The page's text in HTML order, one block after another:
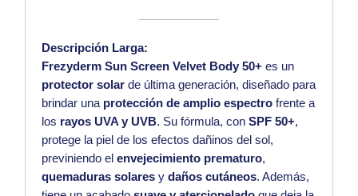
Descripción Larga:
Frezyderm Sun Screen Velvet Body 50+ es un
protector solar de última generación, diseñado para
brindar una protección de amplio espectro frente a
los rayos UVA y UVB. Su fórmula, conSPF 50+,
protege la piel de los efectos dañinos del sol,
previniendo elenvejecimiento prematuro,
quemaduras solares ydaños cutáneos. Además,